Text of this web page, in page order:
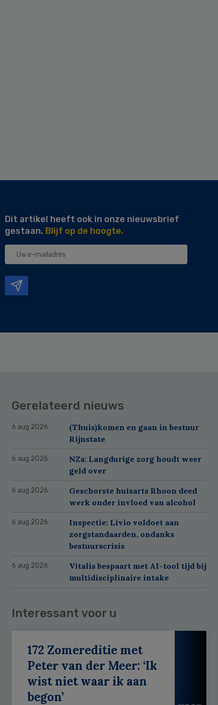
Dit artikel heeft ook in onze nieuwsbrief
gestaan. Blijf op de hoogte.
Uw
Gerelateerd nieuws
6 aug 2026
(Thuis)komen en gaan in bestuur
Rijnstate
6 aug 2026
NZa: Langdurige zorg houdt weer
geld over
6 aug 2026
Geschorste huisarts Rhoon deed
werk onder invloed van alcohol
6 aug 2026
Inspectie: Livio voldoet aan
zorgstandaarden, ondanks
bestuurscrisis
6 aug 2026
Vitalis bespaart met AI-tool tijd bij
multidisciplinaire intake
Interessant voor u
172 Zomereditie met
Peter van der Meer: ‘Ik
wist niet waar ik aan
begon’